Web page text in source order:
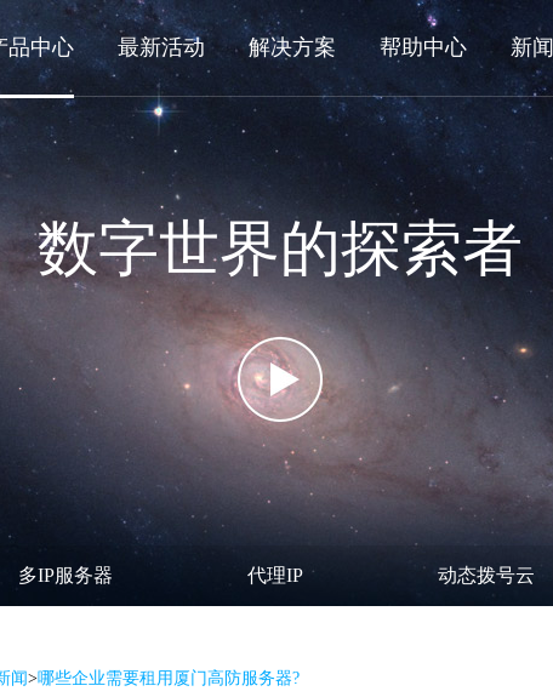
品中心 最新活动 解决方案 帮助中心 新
数字世界的探索者
多IP服务器 代理IP 动态拨号云
闻>哪些企业需要租用厦门高防服务器?